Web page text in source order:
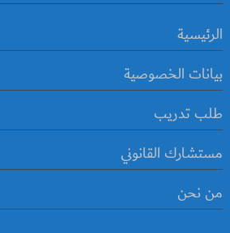
الرئيسية
بيانات الخصوصية
طلب تدريب
مستشارك القانوني
من نحن